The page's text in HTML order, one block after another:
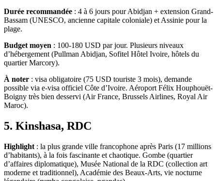
Durée recommandée : 4 à 6 jours pour Abidjan + extension Grand-
Bassam (UNESCO, ancienne capitale coloniale) et Assinie pour la
plage.
Budget moyen : 100-180 USD par jour. Plusieurs niveaux
d’hébergement (Pullman Abidjan, Sofitel Hôtel Ivoire, hôtels du
quartier Marcory).
À noter : visa obligatoire (75 USD touriste 3 mois), demande
possible via e-visa officiel Côte d’Ivoire. Aéroport Félix Houphouët-
Boigny très bien desservi (Air France, Brussels Airlines, Royal Air
Maroc).
5. Kinshasa, RDC
Highlight : la plus grande ville francophone après Paris (17 millions
d’habitants), à la fois fascinante et chaotique. Gombe (quartier
d’affaires diplomatique), Musée National de la RDC (collection art
moderne et traditionnel), Académie des Beaux-Arts, vie nocturne